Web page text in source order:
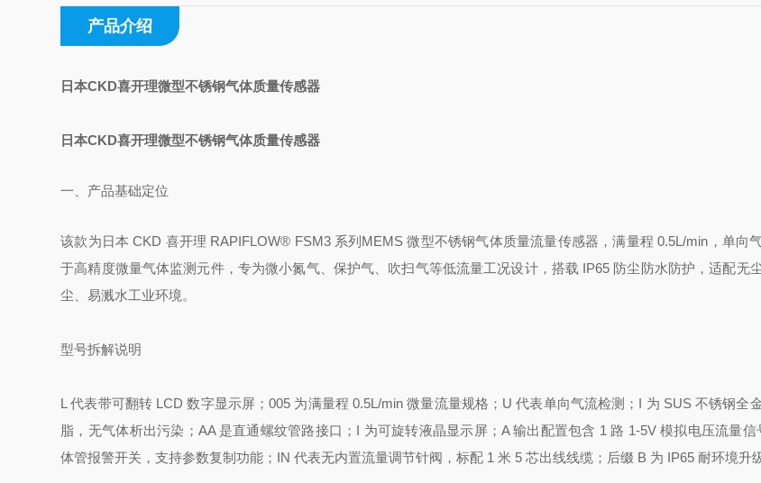
产品介绍
日本CKD喜开理微型不锈钢气体质量传感器
日本CKD喜开理微型不锈钢气体质量传感器
一、产品基础定位
该款为日本 CKD 喜开理 RAPIFLOW® FSM3 系列 MEMS 微型不锈钢气体质量流量传感器 ，满量程 0.5L/min，单向
于高精度微量气体监测元件，专为微小氮气、保护气、吹扫气等低流量工况设计，搭载 IP65 防尘防水防护，适配无
尘、易溅水工业环境。
型号拆解说明
L 代表带可翻转 LCD 数字显示屏；005 为满量程 0.5L/min 微量流量规格；U 代表单向气流检测；I 为 SUS 不锈钢全
脂，无气体析出污染；AA 是直通螺纹管路接口；I 为可旋转液晶显示屏；A 输出配置包含 1 路 1-5V 模拟电压流量信
体管报警开关，支持参数复制功能；IN 代表无内置流量调节针阀，标配 1 米 5 芯出线线缆；后缀 B 为 IP65 耐环境升